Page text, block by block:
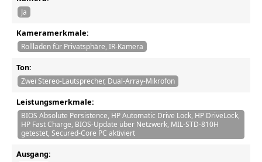
Ja
Kameramerkmale:
Rollladen für Privatsphäre, IR-Kamera
Ton:
Zwei Stereo-Lautsprecher, Dual-Array-Mikrofon
Leistungsmerkmale:
BIOS Absolute Persistence, HP Automatic Drive Lock, HP DriveLock,
HP Fast Charge, BIOS-Update über Netzwerk, MIL-STD-810H
getestet, Secured-Core PC aktiviert
Ausgang: